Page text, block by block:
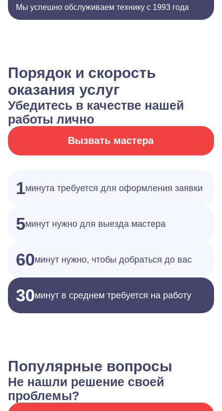
Мы успешно обслуживаем технику с 1993 года
Порядок и скорость
оказания услуг
Убедитесь в качестве нашей
работы лично
Вызвать мастера
1минута требуется для оформления заявки
5минут нужно для выезда мастера
60минут нужно, чтобы добраться до вас
30минут в среднем требуется на работу
Популярные вопросы
Не нашли решение своей
проблемы?